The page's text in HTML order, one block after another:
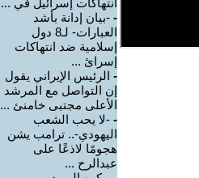
انتهاكات إسرائيل في ...
- -بيان إدانة بأشد
العبارات- لـ8 دول
إسلامية ضد انتهاكات
إسرائ ...
- الرئيس الإيراني يقول
إن التواصل مع المرشد
الأعلى مجتبى خامنئ ...
- -لا يحب الشعب
اليهودي-.. ترامب يشن
هجومًا لاذعًا على
عبدالرح ...